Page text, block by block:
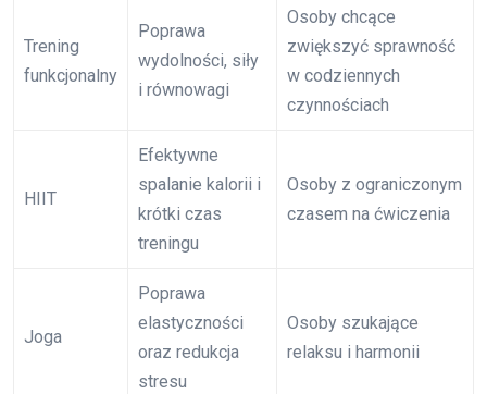
Trening
funkcjonalny
Poprawa
wydolności, siły
i równowagi
Osoby chcące
zwiększyć sprawność
w codziennych
czynnościach
HIIT
Efektywne
spalanie kalorii i
krótki czas
treningu
Osoby z ograniczonym
czasem na ćwiczenia
Joga
Poprawa
elastyczności
oraz redukcja
stresu
Osoby szukające
relaksu i harmonii